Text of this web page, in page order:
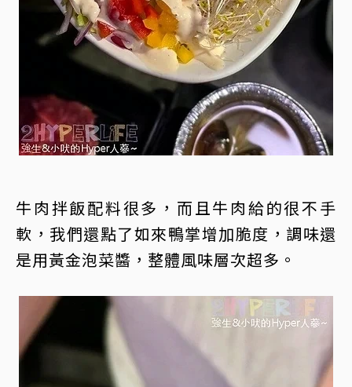
牛肉拌飯配料很多，而且牛肉給的很不手
軟，我們還點了如來鴨掌增加脆度，調味還
是用黃金泡菜醬，整體風味層次超多。